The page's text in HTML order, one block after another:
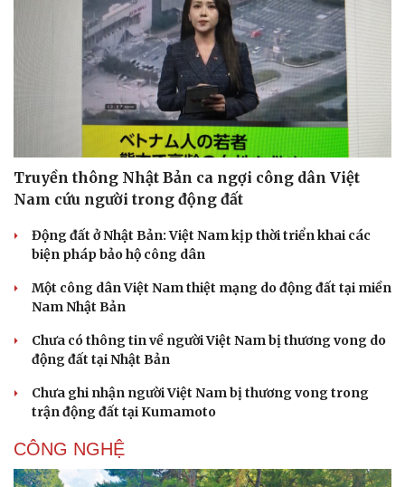
Dinh dưỡng - món ngon
Cây thuốc
Nhi khoa
Nam khoa
Phòng mạch online
Ăn sạch sống khỏe
Đời sống
Nhà đẹp
Truyền thông Nhật Bản ca ngợi công dân Việt
Nam cứu người trong động đất
Động đất ở Nhật Bản: Việt Nam kịp thời triển khai các
biện pháp bảo hộ công dân
Một công dân Việt Nam thiệt mạng do động đất tại miền
Nam Nhật Bản
Chưa có thông tin về người Việt Nam bị thương vong do
động đất tại Nhật Bản
Chưa ghi nhận người Việt Nam bị thương vong trong
trận động đất tại Kumamoto
CÔNG NGHỆ